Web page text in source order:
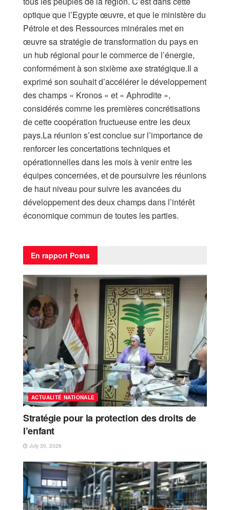
optique que l’Egypte œuvre, et que le ministère du
Pétrole et des Ressources minérales met en
œuvre sa stratégie de transformation du pays en
un hub régional pour le commerce de l’énergie,
conformément à son sixième axe stratégique.Il a
exprimé son souhait d’accélérer le développement
des champs « Kronos » et « Aphrodite »,
considérés comme les premières concrétisations
de cette coopération fructueuse entre les deux
pays.La réunion s’est conclue sur l’importance de
renforcer les concertations techniques et
opérationnelles dans les mois à venir entre les
équipes concernées, et de poursuivre les réunions
de haut niveau pour suivre les avancées du
développement des deux champs dans l’intérêt
économique commun de toutes les parties.
En rapport Posts
ACTUALITÉ NATIONALE
Stratégie pour la protection des droits de
l’enfant
July 30, 2026